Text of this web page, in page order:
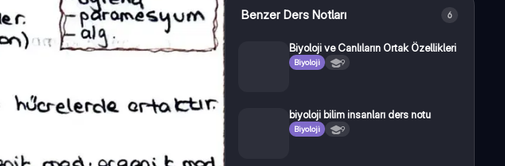
Benzer Ders Notları 6
Biyoloji ve Canlıların Ortak Özellikleri
Biyoloji 9
biyoloji bilim insanları ders notu
Biyoloji 9